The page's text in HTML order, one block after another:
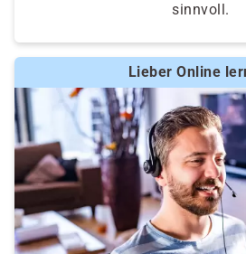
sinnvoll.
Lieber Online